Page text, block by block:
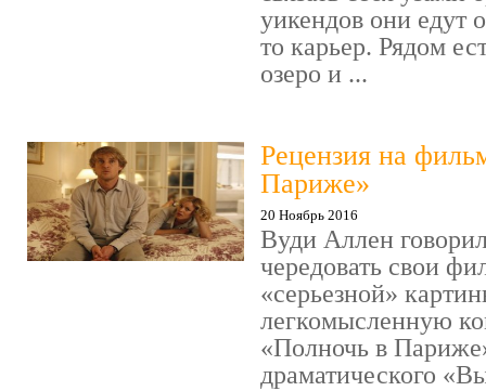
уикендов они едут
то карьер. Рядом
озеро и ...
Рецензия на
Париже»
20 Ноябрь 2016
Вуди Аллен
чередовать свои
«серьезной»
легкомысленную
«Полночь в
драматического